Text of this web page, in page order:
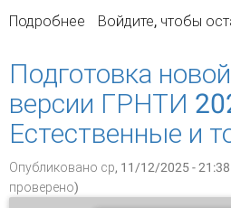
Подробнее о Подготовка новой
науки. Отрасли
Межотраслевые
Войдите, чтобы
Подготовка
версии ГРНТИ
Естественные и
Опубликовано ср, 11/12/2025 -
проверено)